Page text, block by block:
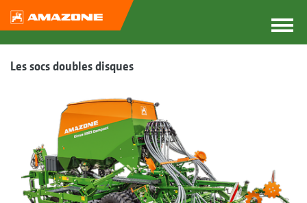
Les socs doubles disques